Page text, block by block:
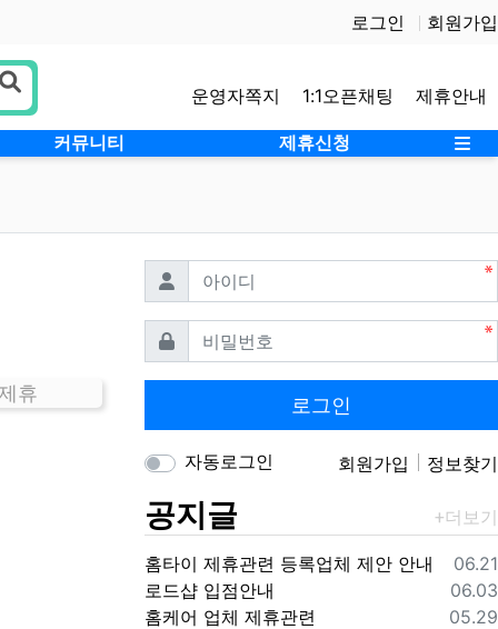
로그인 회원가입
운영자쪽지 1:1오픈채팅 제휴안내
커뮤니티 제휴신청 사
휴
아이디 필수
비밀번호필수
로그인
자동로그인 회원가입 정보찾기
공지글
등록
06.21
홈타이 제휴관련 등록업체 제안 안내
등록
06.03
로드샵 입점안내
등록
05.29
홈케어 업체 제휴관련